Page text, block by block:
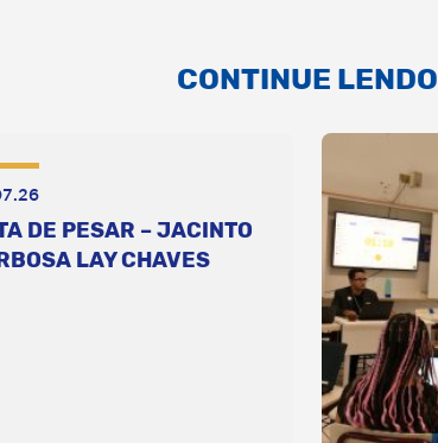
CONTINUE LENDO
DE PESAR – JACINTO
LAY CHAVES